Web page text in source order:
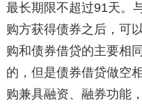
最长期限不超过91天。
购方获得债券之后，可
购和债券借贷的主要相
的，但是债券借贷做空
购兼具融资、融券功能